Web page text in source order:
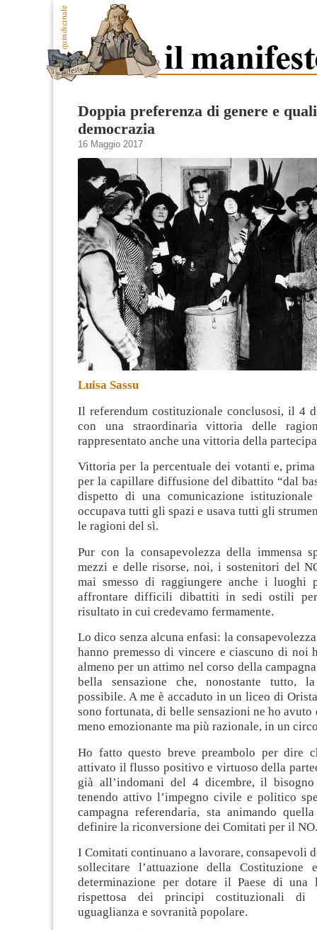
Doppia preferenza di genere e
democrazia
16 Maggio 2017
Luisa Sassu
Il referendum costituzionale conclusosi, il 4
con una straordinaria vittoria delle
rappresentato anche una vittoria della
Vittoria per la percentuale dei votanti e,
per la capillare diffusione del dibattito “dal
dispetto di una comunicazione
occupava tutti gli spazi e usava tutti gli
le ragioni del sì.
Pur con la consapevolezza della immensa
mezzi e delle risorse, noi, i sostenitori del
mai smesso di raggiungere anche i luoghi
affrontare difficili dibattiti in sedi ostili per
risultato in cui credevamo fermamente.
Lo dico senza alcuna enfasi: la
hanno premesso di vincere e ciascuno di noi
almeno per un attimo nel corso della
bella sensazione che, nonostante tutto,
possibile. A me è accaduto in un liceo di
sono fortunata, di belle sensazioni ne ho avuto
meno emozionante ma più razionale, in un
Ho fatto questo breve preambolo per dire
attivato il flusso positivo e virtuoso della
già all’indomani del 4 dicembre, il
tenendo attivo l’impegno civile e politico
campagna referendaria, sta animando
definire la riconversione dei Comitati per il NO.
I Comitati continuano a lavorare, consapevoli
sollecitare l’attuazione della
determinazione per dotare il Paese di una
rispettosa dei principi costituzionali di
uguaglianza e sovranità popolare.